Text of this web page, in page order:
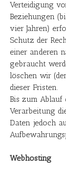
Verteidigung
Beziehungen
vier Jahren)
Schutz der
einer anderen
gebraucht
löschen wir
dieser Fristen.
Bis zum Ablauf
Verarbeitung
Daten jedoch
Webhosting